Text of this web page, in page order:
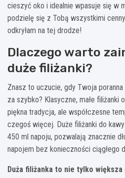
cieszyć oko i idealnie wpasuje się w
podzielę się z Tobą wszystkimi
odkryłam na tej drodze!
Dlaczego warto
duże filiżanki?
Znasz to uczucie, gdy Twoja
za szybko? Klasyczne, małe
piękna tradycja, ale współczesne
czegoś więcej. Duże filiżanki do
450 ml napoju, pozwalają znacznie
napojem bez konieczności ciągłego
Duża filiżanka to nie tylko